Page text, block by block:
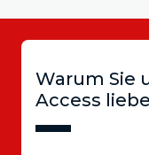
Warum Sie
Access